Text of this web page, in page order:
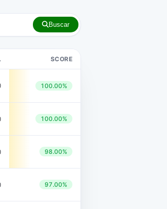
Buscar
SCORE
100.00%
100.00%
98.00%
97.00%